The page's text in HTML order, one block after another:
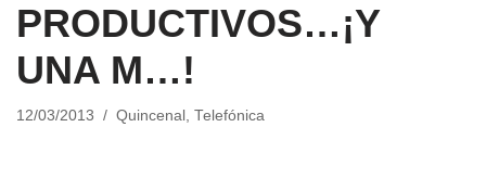
PRODUCTIVOS…¡Y
UNA M…!
12/03/2013 Quincenal , Telefónica